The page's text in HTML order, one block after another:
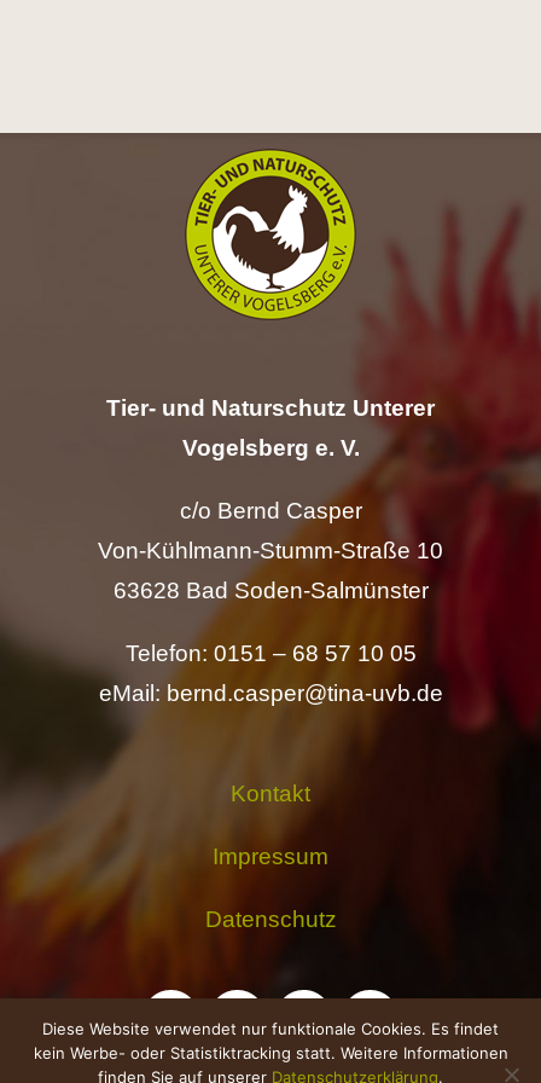
Tier- und Naturschutz Unterer
Vogelsberg e. V.
c/o Bernd Casper
Von-Kühlmann-Stumm-Straße 10
63628 Bad Soden-Salmünster
Telefon: 0151 – 68 57 10 05
eMail: bernd.casper@tina-uvb.de
Kontakt
Impressum
Datenschutz
Diese Website verwendet nur funktionale Cookies. Es findet
kein Werbe- oder Statistiktracking statt. Weitere Informationen
finden Sie auf unserer Datenschutzerklärung.